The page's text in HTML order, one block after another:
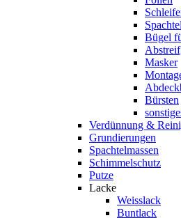
Bügel
Masker
Bürsten
Verdünnung &
Grundierungen
Spachtelmassen
Schimmelschutz
Putze
Lacke
Weisslack
Buntlack